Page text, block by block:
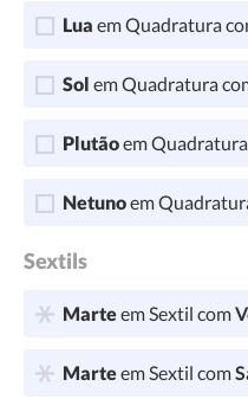
Lua em Quadratura
Sol em Quadratura
Plutãoem
Netunoem
Sextils
Marteem Sextil com
Marteem Sextil com